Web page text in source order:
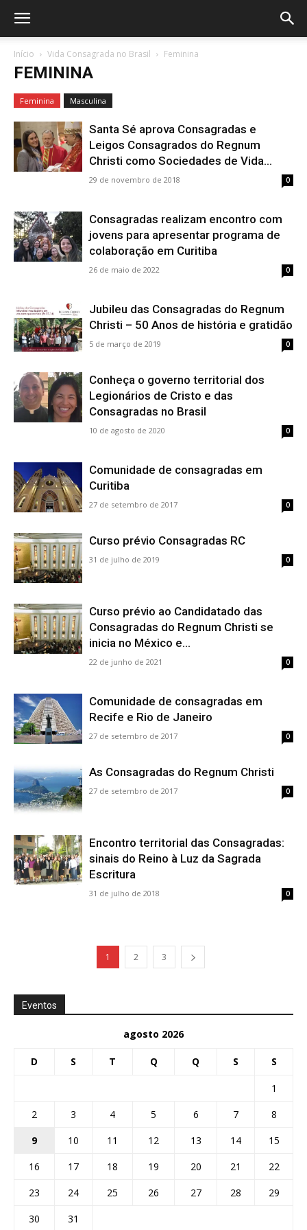
Início Vida Consagrada no Brasil Feminina
FEMININA
Feminina Masculina
Santa Sé aprova Consagradas e
Leigos Consagrados do Regnum
Christi como Sociedades de Vida...
29 de novembro de 2018 0
Consagradas realizam encontro com
jovens para apresentar programa de
colaboração em Curitiba
26 de maio de 2022 0
Jubileu das Consagradas do Regnum
Christi – 50 Anos de história e gratidão
5 de março de 2019 0
Conheça o governo territorial dos
Legionários de Cristo e das
Consagradas no Brasil
10 de agosto de 2020 0
Comunidade de consagradas em
Curitiba
27 de setembro de 2017 0
Curso prévio Consagradas RC
31 de julho de 2019 0
Curso prévio ao Candidatado das
Consagradas do Regnum Christi se
inicia no México e...
22 de junho de 2021 0
Comunidade de consagradas em
Recife e Rio de Janeiro
27 de setembro de 2017 0
As Consagradas do Regnum Christi
27 de setembro de 2017 0
Encontro territorial das Consagradas:
sinais do Reino à Luz da Sagrada
Escritura
31 de julho de 2018 0
1 2 3
Eventos
agosto 2026
D S T Q Q S S
1
2
3 4 5 6 7
8
9
10 11 12 13 14
15
16
17 18 19 20 21
22
23
24 25 26 27 28
29
30
31